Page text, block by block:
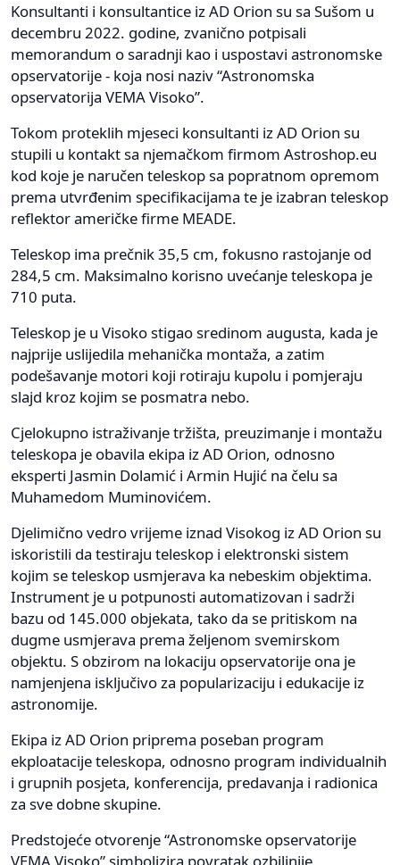
Konsultanti i konsultantice iz AD Orion su sa Sušom u
decembru 2022. godine, zvanično potpisali
memorandum o saradnji kao i uspostavi astronomske
opservatorije - koja nosi naziv “Astronomska
opservatorija VEMA Visoko”.
Tokom proteklih mjeseci konsultanti iz AD Orion su
stupili u kontakt sa njemačkom firmom Astroshop.eu
kod koje je naručen teleskop sa popratnom opremom
prema utvrđenim specifikacijama te je izabran teleskop
reflektor američke firme MEADE.
Teleskop ima prečnik 35,5 cm, fokusno rastojanje od
284,5 cm. Maksimalno korisno uvećanje teleskopa je
710 puta.
Teleskop je u Visoko stigao sredinom augusta, kada je
najprije uslijedila mehanička montaža, a zatim
podešavanje motori koji rotiraju kupolu i pomjeraju
slajd kroz kojim se posmatra nebo.
Cjelokupno istraživanje tržišta, preuzimanje i montažu
teleskopa je obavila ekipa iz AD Orion, odnosno
eksperti Jasmin Dolamić i Armin Hujić na čelu sa
Muhamedom Muminovićem.
Djelimično vedro vrijeme iznad Visokog iz AD Orion su
iskoristili da testiraju teleskop i elektronski sistem
kojim se teleskop usmjerava ka nebeskim objektima.
Instrument je u potpunosti automatizovan i sadrži
bazu od 145.000 objekata, tako da se pritiskom na
dugme usmjerava prema željenom svemirskom
objektu. S obzirom na lokaciju opservatorije ona je
namjenjena isključivo za popularizaciju i edukacije iz
astronomije.
Ekipa iz AD Orion priprema poseban program
ekploatacije teleskopa, odnosno program individualnih
i grupnih posjeta, konferencija, predavanja i radionica
za sve dobne skupine.
Predstojeće otvorenje “Astronomske opservatorije